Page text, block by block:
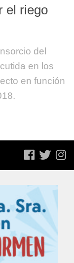
el riego
del
en los
en función